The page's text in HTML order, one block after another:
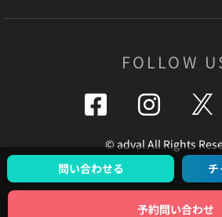
FOLLOW
©️ adval All Rights
問い合わせる
予約問い合わせ